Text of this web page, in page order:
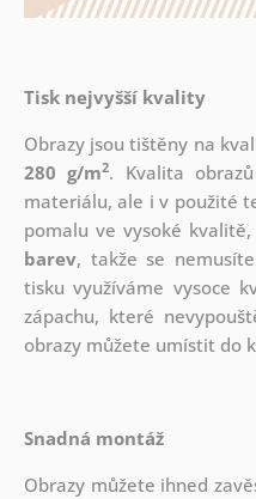
Tisk nejvyšší kvality
Obrazy jsou tištěny na
280 g/m2. Kvalita
materiálu, ale i v použité
pomalu ve vysoké
barev, takže se
tisku využíváme vysoce
zápachu, které
obrazy můžete umístit do
Snadná montáž
Obrazy můžete ihned